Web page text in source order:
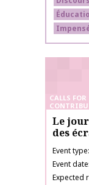
CALLS FOR
Le
des
Event type
Event
Expected